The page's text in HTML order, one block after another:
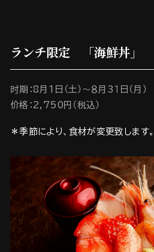
ランチ限定 「海鮮丼」
时期：8月1日（土）～８月3１日（月）
价格：2,750円（税込）
＊季節により、食材が変更致します。